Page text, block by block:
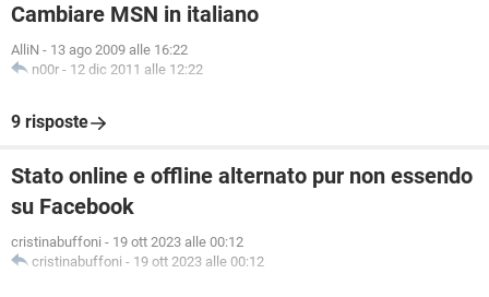
Cambiare MSN in italiano
AlliN - 13 ago 2009 alle 16:22
n00r - 12 dic 2011 alle 12:22
9 risposte
Stato online e offline alternato pur non essendo
su Facebook
cristinabuffoni - 19 ott 2023 alle 00:12
cristinabuffoni - 19 ott 2023 alle 00:12